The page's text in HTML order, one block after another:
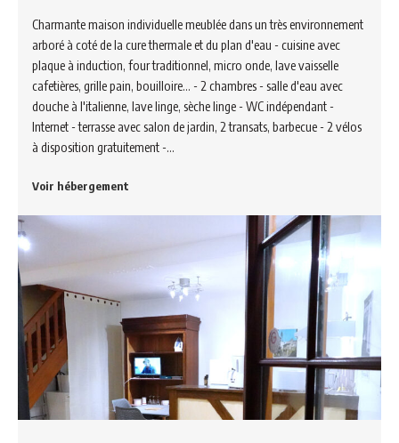
Charmante maison individuelle meublée dans un très environnement
arboré à coté de la cure thermale et du plan d'eau - cuisine avec
plaque à induction, four traditionnel, micro onde, lave vaisselle
cafetières, grille pain, bouilloire... - 2 chambres - salle d'eau avec
douche à l'italienne, lave linge, sèche linge - WC indépendant -
Internet - terrasse avec salon de jardin, 2 transats, barbecue - 2 vélos
à disposition gratuitement -…
Voir hébergement